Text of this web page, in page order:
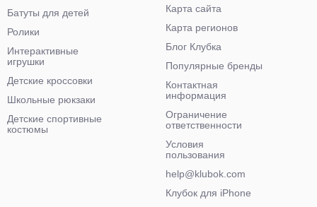
Батуты для детей
Ролики
Интерактивные
игрушки
Детские кроссовки
Школьные рюкзаки
Детские спортивные
костюмы
Карта сайта
Карта регионов
Блог Клубка
Популярные бренды
Контактная
информация
Ограничение
ответственности
Условия
пользования
help@klubok.com
Клубок для iPhone